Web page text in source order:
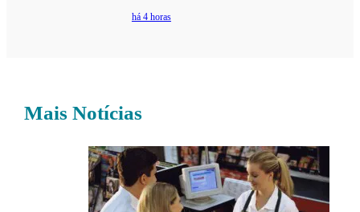
há 4 horas
Mais Notícias